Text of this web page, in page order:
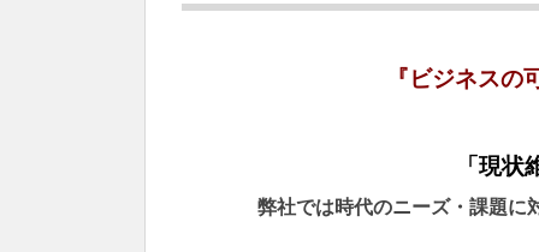
『ビジネス
「現状
弊社では時代のニーズ・課題に